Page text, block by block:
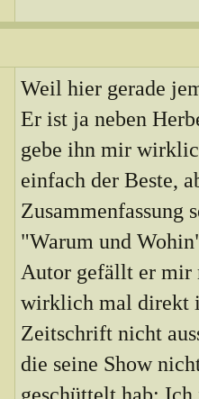
Weil hier gerade
Er ist ja neben
gebe ihn mir
einfach der Beste,
Zusammenfassung
"Warum und
Autor gefällt er mir
wirklich mal direkt
Zeitschrift nicht
die seine Show